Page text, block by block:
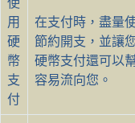
用
硬
幣
支
付
在支付時，盡量
節約開支，並讓
硬幣支付還可以
容易流向您。